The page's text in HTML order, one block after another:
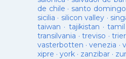
de chile · santo domingo
sicilia · silicon valley ·
taiwan · tajikistan ·
transilvania ·treviso ·trier
vasterbotten ·venezia ·
xipre · york · zanzibar ·